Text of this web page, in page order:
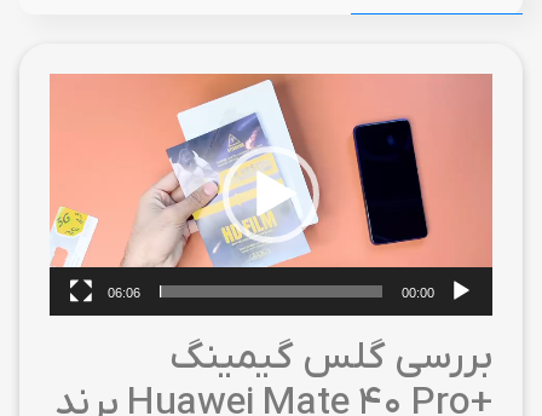
00:00
06:06
بررسی گلس گیمینگ
+Huawei Mate 40 Pro برند